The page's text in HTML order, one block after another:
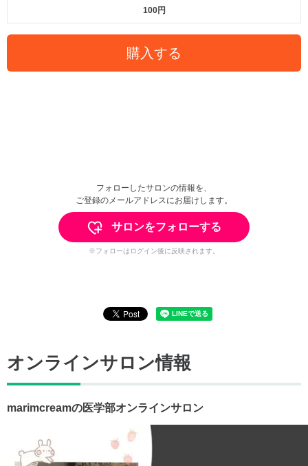
100円
購入する
フォローしたサロンの情報を、
ご登録のメールアドレスにお届けします。
サロンをフォローする
※フォローはログイン後に反映されます。
オンラインサロン情報
marimcreamの医学部オンラインサロン